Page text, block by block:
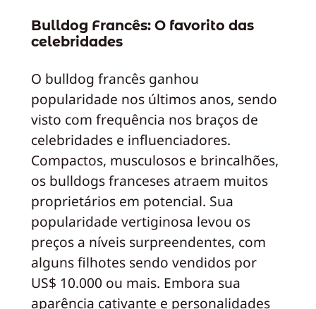
Bulldog Francês: O favorito das
celebridades
O bulldog francês ganhou
popularidade nos últimos anos, sendo
visto com frequência nos braços de
celebridades e influenciadores.
Compactos, musculosos e brincalhões,
os bulldogs franceses atraem muitos
proprietários em potencial. Sua
popularidade vertiginosa levou os
preços a níveis surpreendentes, com
alguns filhotes sendo vendidos por
US$ 10.000 ou mais. Embora sua
aparência cativante e personalidades